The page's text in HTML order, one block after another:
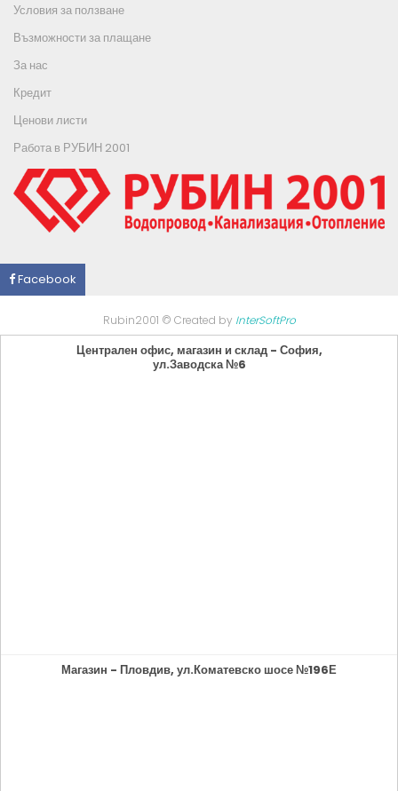
Условия за ползване
Възможности за плащане
За нас
Кредит
Ценови листи
Работа в РУБИН 2001
Facebook
Rubin2001 © Created by InterSoftPro
Централен офис, магазин и склад - София,
ул.Заводска №6
Магазин - Пловдив, ул.Коматевско шосе №196Е